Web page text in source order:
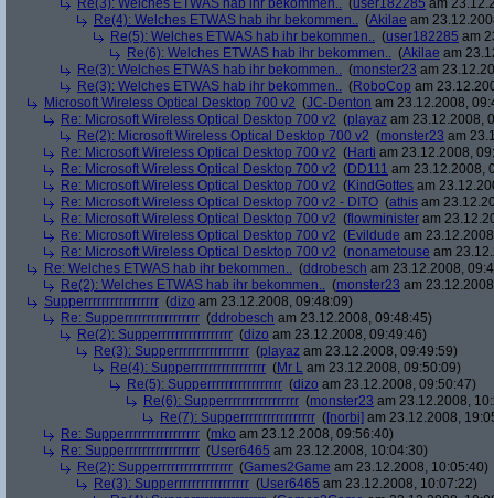
Re(3): Welches ETWAS hab ihr bekommen.. (user182285 am
Re(4): Welches ETWAS hab ihr bekommen.. (Akilae am
Re(5): Welches ETWAS hab ihr bekommen.. (user182285 am
Re(6): Welches ETWAS hab ihr bekommen.. (Akilae am
Re(3): Welches ETWAS hab ihr bekommen.. (monster23 am
Re(3): Welches ETWAS hab ihr bekommen.. (RoboCop am
Microsoft Wireless Optical Desktop 700 v2 (JC-Denton am 23.12.2008,
Re: Microsoft Wireless Optical Desktop 700 v2 (playaz am 23.12.2008,
Re(2): Microsoft Wireless Optical Desktop 700 v2 (monster23 am
Re: Microsoft Wireless Optical Desktop 700 v2 (Harti am 23.12.2008,
Re: Microsoft Wireless Optical Desktop 700 v2 (DD111 am 23.12.2008,
Re: Microsoft Wireless Optical Desktop 700 v2 (KindGottes am
Re: Microsoft Wireless Optical Desktop 700 v2 - DITO (athis am
Re: Microsoft Wireless Optical Desktop 700 v2 (flowminister am
Re: Microsoft Wireless Optical Desktop 700 v2 (Evildude am
Re: Microsoft Wireless Optical Desktop 700 v2 (nonametouse am
Re: Welches ETWAS hab ihr bekommen.. (ddrobesch am 23.12.2008,
Re(2): Welches ETWAS hab ihr bekommen.. (monster23 am
Supperrrrrrrrrrrrrrrrr (dizo am 23.12.2008, 09:48:09)
Re: Supperrrrrrrrrrrrrrrrr (ddrobesch am 23.12.2008, 09:48:45)
Re(2): Supperrrrrrrrrrrrrrrrr (dizo am 23.12.2008, 09:49:46)
Re(3): Supperrrrrrrrrrrrrrrrr (playaz am 23.12.2008, 09:49:59)
Re(4): Supperrrrrrrrrrrrrrrrr (Mr L am 23.12.2008, 09:50:09)
Re(5): Supperrrrrrrrrrrrrrrrr (dizo am 23.12.2008, 09:50:47)
Re(6): Supperrrrrrrrrrrrrrrrr (monster23 am 23.12.2008,
Re(7): Supperrrrrrrrrrrrrrrrr ([norbi] am 23.12.2008,
Re: Supperrrrrrrrrrrrrrrrr (mko am 23.12.2008, 09:56:40)
Re: Supperrrrrrrrrrrrrrrrr (User6465 am 23.12.2008, 10:04:30)
Re(2): Supperrrrrrrrrrrrrrrrr (Games2Game am 23.12.2008, 10:05:40)
Re(3): Supperrrrrrrrrrrrrrrrr (User6465 am 23.12.2008, 10:07:22)